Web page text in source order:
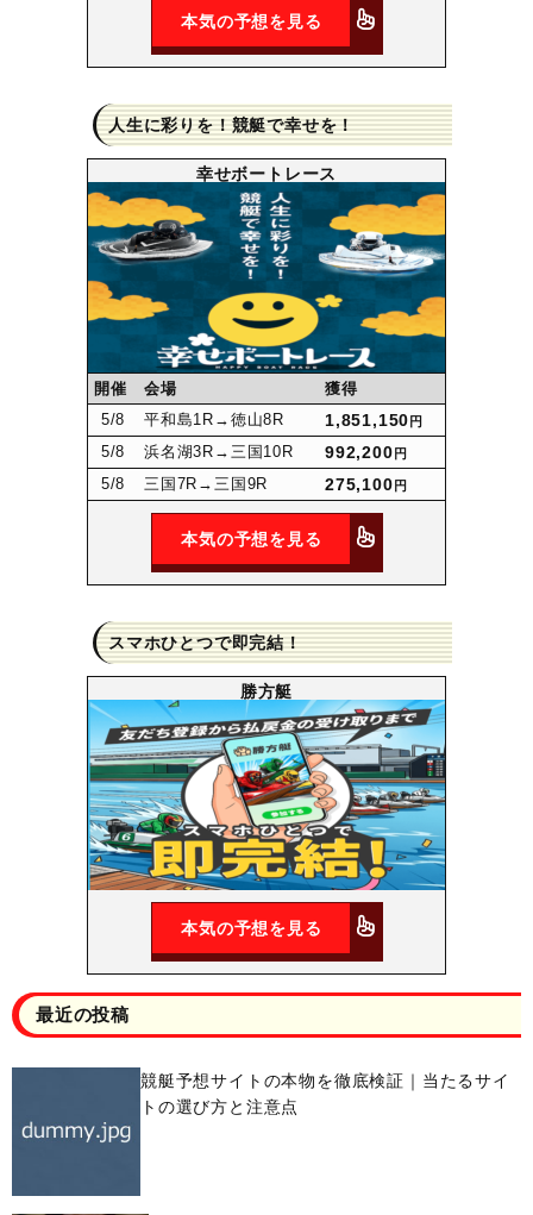
本気の予想を見る
人生に彩りを！競艇で幸せを！
幸せボートレース
開催 会場
獲得
5/8 平和島1R →徳山8R 1,851,150 円
5/8 浜名湖3R →三国10R 992,200 円
5/8 三国7R →三国9R 275,100 円
本気の予想を見る
スマホひとつで即完結！
勝方艇
本気の予想を見る
最近の投稿
競艇予想サイトの本物を徹底検証｜当たるサイ
トの選び方と注意点